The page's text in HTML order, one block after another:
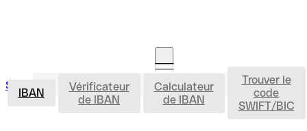
Se connecterOuvrir un compte IBAN
IBAN
Vérificateur
de IBAN
Calculateur
de IBAN
Trouver le
code
SWIFT/BIC